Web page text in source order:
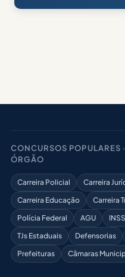
CONCURSOS POPULARES
ÓRGÃO
Carreira Policial Carreira
Carreira Educação
Carreira
Polícia Federal
AGU INSS
TJs Estaduais
Defensorias
Prefeituras
Câmaras